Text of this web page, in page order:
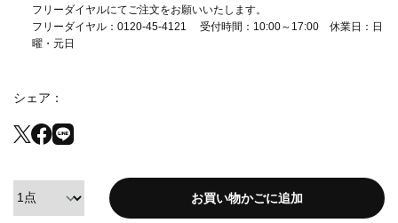
フリーダイヤルにてご注文をお願いいたします。
フリーダイヤル：0120-45-4121 受付時間：10:00～17:00 休業日：日
曜・元日
シェア
お買い物かごに追加